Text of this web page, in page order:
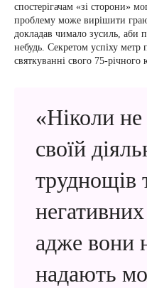
спостерігачам «зі сторони»
проблему може вирішити
докладав чимало зусиль, аби
небудь. Секретом успіху метр
святкуванні свого 75-річного
«Ніколи
своїй
труднощів
адже вони
надають